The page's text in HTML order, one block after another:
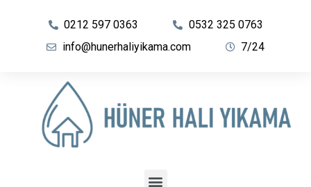
0212 597 0363
0532 325 0763
info@hunerhaliyikama.com
7/24